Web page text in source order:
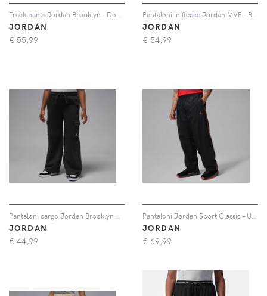
JORDAN
€ 55,99
JORDAN
€ 54,99
JORDAN
€ 44,99
JORDAN
€ 69,99